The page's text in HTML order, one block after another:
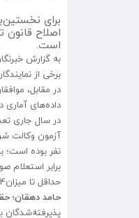
است.
به گزارش خبرنگار
برخی از
در مقابل،
داده‌های آماری
نفر بوده است؛ بالاترین نمره کل آزمون 10257 و
برابر
حداقل تا میزان44 درصد نسبت به قبل از لازم‌الاجرا شدن قانون مذکور، کاهش را بدنبال خواهد داشت.
حامد دهقان؛